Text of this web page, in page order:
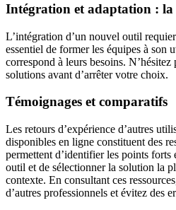
Intégration et adaptation : la
L’intégration d’un nouvel outil
essentiel de former les équipes à son
correspond à leurs besoins.
solutions avant d’arrêter votre choix.
Témoignages et comparatifs
Les retours d’expérience d’autres
disponibles en ligne constituent des
permettent d’identifier les points forts
outil et de sélectionner la solution la
contexte. En consultant ces
d’autres professionnels et évitez des